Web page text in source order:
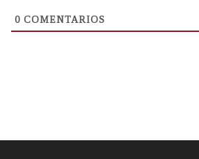
0 COMENTARIOS